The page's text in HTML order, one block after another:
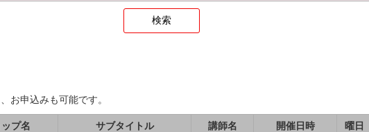
お申込みも可能です。
プ名 サブタイトル 講師名 開催日時 曜日